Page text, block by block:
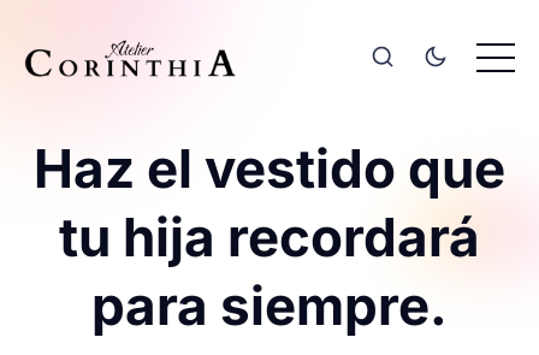
Haz el vestido que
tu hija recordará
para siempre.